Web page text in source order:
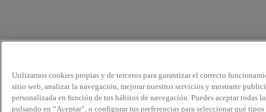
Utilizamos cookies propias y de terceros para garantizar el correcto
sitio web, analizar la navegación, mejorar nuestros servicios y mostrarte
personalizada en función de tus hábitos de navegación. Puedes aceptar todas
pulsando en “Aceptar”, o configurar tus preferencias para seleccionar qué tipos